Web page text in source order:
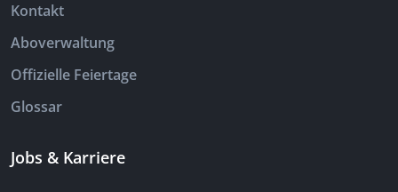
Kontakt
Aboverwaltung
Offizielle Feiertage
Glossar
Jobs & Karriere